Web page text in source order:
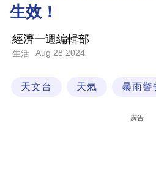
業
科
生效！
經濟一週編輯部
生活 Aug 28 2024
天文台 天氣 暴雨警
廣告